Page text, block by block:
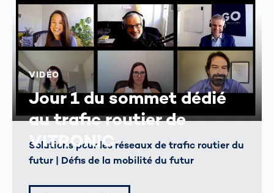
VIDÉO
Jour 1 du sommet dédié
au trafic routier de
VITRONIC
Solutions pour les réseaux de trafic routier du
futur | Défis de la mobilité du futur